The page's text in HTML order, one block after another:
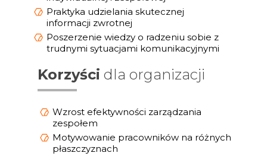
Praktyka udzielania skutecznej
informacji zwrotnej
Poszerzenie wiedzy o radzeniu sobie z
trudnymi sytuacjami komunikacyjnymi
Korzyści dla organizacji
Wzrost efektywności zarządzania
zespołem
Motywowanie pracowników na różnych
płaszczyznach